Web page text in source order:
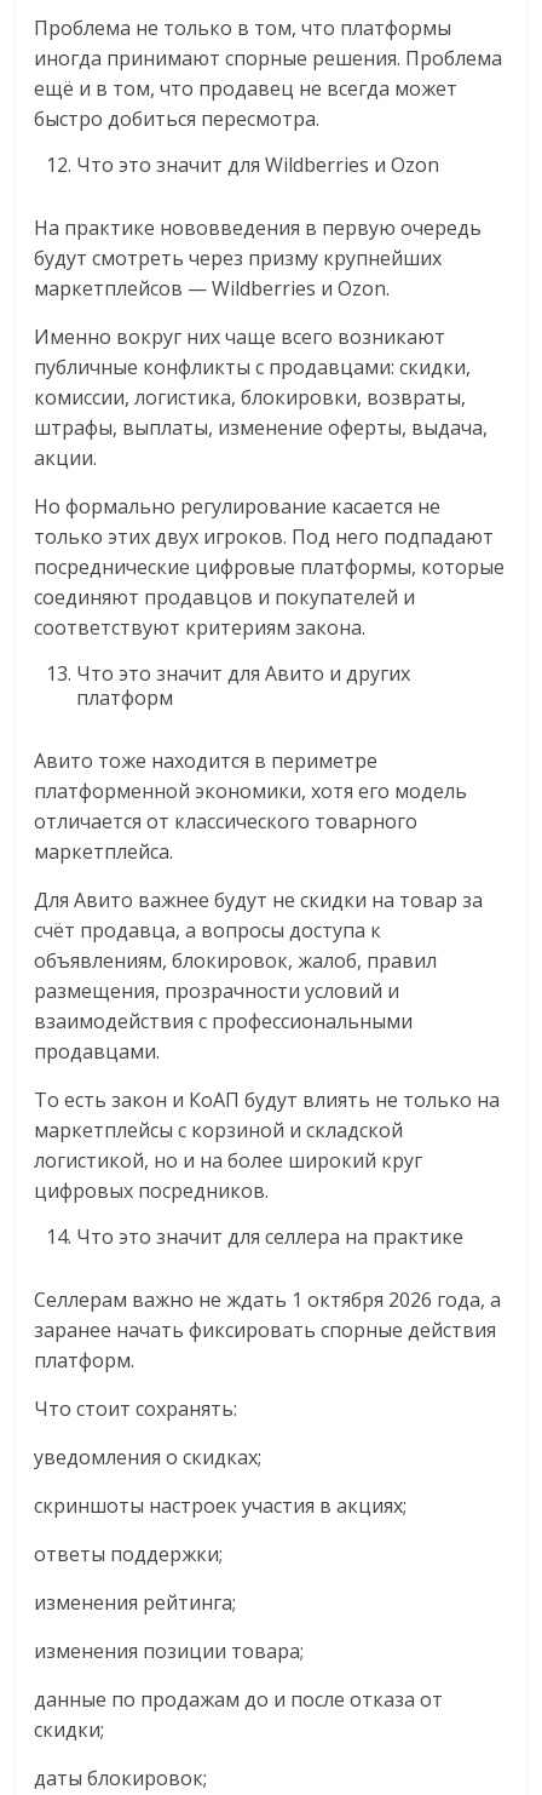
Проблема не только в том, что платформы
иногда принимают спорные решения. Проблема
ещё и в том, что продавец не всегда может
быстро добиться пересмотра.
Что это значит для Wildberries и Ozon
На практике нововведения в первую очередь
будут смотреть через призму крупнейших
маркетплейсов — Wildberries и Ozon.
Именно вокруг них чаще всего возникают
публичные конфликты с продавцами: скидки,
комиссии, логистика, блокировки, возвраты,
штрафы, выплаты, изменение оферты, выдача,
акции.
Но формально регулирование касается не
только этих двух игроков. Под него подпадают
посреднические цифровые платформы, которые
соединяют продавцов и покупателей и
соответствуют критериям закона.
Что это значит для Авито и других
платформ
Авито тоже находится в периметре
платформенной экономики, хотя его модель
отличается от классического товарного
маркетплейса.
Для Авито важнее будут не скидки на товар за
счёт продавца, а вопросы доступа к
объявлениям, блокировок, жалоб, правил
размещения, прозрачности условий и
взаимодействия с профессиональными
продавцами.
То есть закон и КоАП будут влиять не только на
маркетплейсы с корзиной и складской
логистикой, но и на более широкий круг
цифровых посредников.
Что это значит для селлера на практике
Селлерам важно не ждать 1 октября 2026 года, а
заранее начать фиксировать спорные действия
платформ.
Что стоит сохранять:
уведомления о скидках;
скриншоты настроек участия в акциях;
ответы поддержки;
изменения рейтинга;
изменения позиции товара;
данные по продажам до и после отказа от
скидки;
даты блокировок;